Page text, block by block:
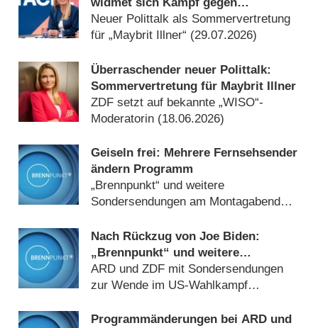
widmet sich Kampf gegen
islamistischem Terrorismus
Neuer Polittalk als Sommervertretung
für „Maybrit Illner“ (29.07.2026)
Überraschender neuer Polittalk:
Sommervertretung für Maybrit Illner
ZDF setzt auf bekannte „WISO“-
Moderatorin (18.06.2026)
Geiseln frei: Mehrere Fernsehsender
ändern Programm
„Brennpunkt“ und weitere
Sondersendungen am Montagabend
Nach Rückzug von Joe Biden:
„Brennpunkt“ und weitere
Programmänderungen
ARD und ZDF mit Sondersendungen
zur Wende im US-Wahlkampf
Programmänderungen bei ARD und